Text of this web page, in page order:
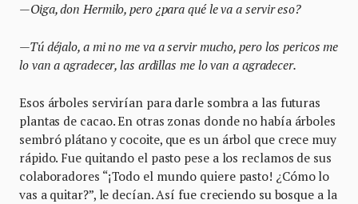
—Oiga, don Hermilo, pero ¿para qué le va a servir eso?
—Tú déjalo, a mi no me va a servir mucho, pero los pericos me
lo van a agradecer, las ardillas me lo van a agradecer.
Esos árboles servirían para darle sombra a las futuras
plantas de cacao. En otras zonas donde no había árboles
sembró plátano y cocoite, que es un árbol que crece muy
rápido. Fue quitando el pasto pese a los reclamos de sus
colaboradores “¡Todo el mundo quiere pasto! ¿Cómo lo
vas a quitar?”, le decían. Así fue creciendo su bosque a la